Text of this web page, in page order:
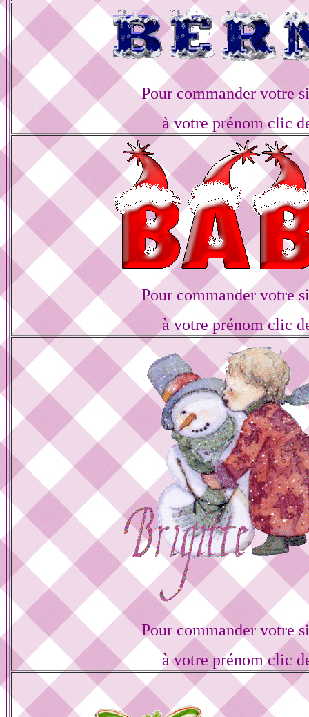
Pour commander votre
à votre prénom clic
Pour commander votre
à votre prénom clic
Pour commander votre
à votre prénom clic